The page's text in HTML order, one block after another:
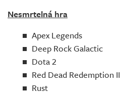
Nesmrtelná hra
Apex Legends
Deep Rock Galactic
Dota 2
Red Dead Redemption II
Rust